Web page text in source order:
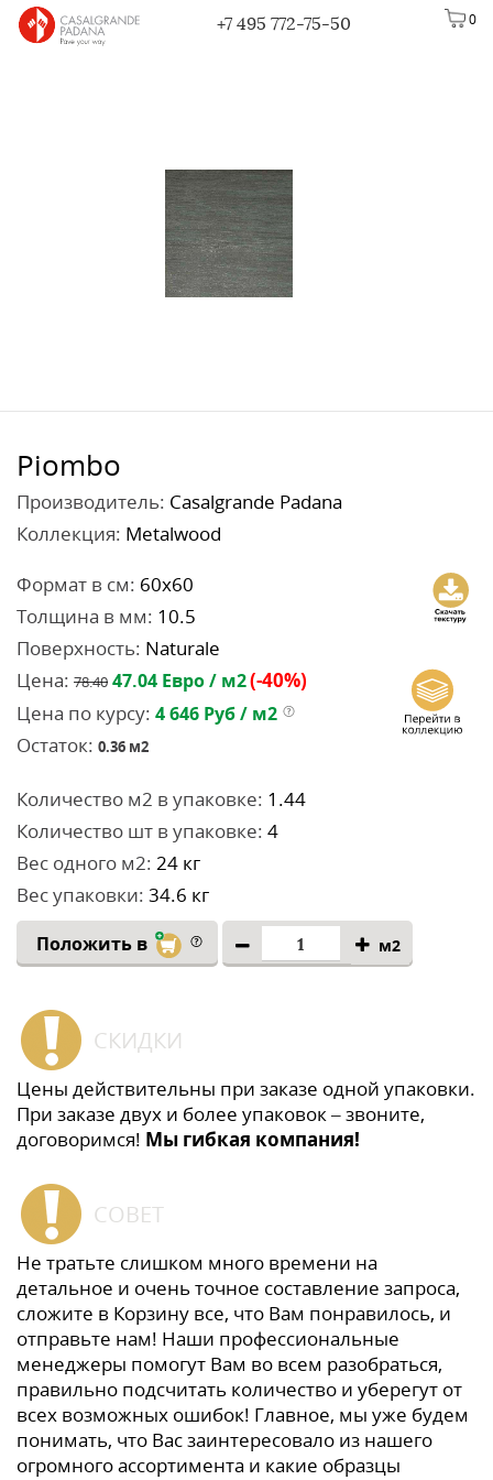
0
+7 495 772-75-50
Piombo
Производитель: Casalgrande Padana
Коллекция: Metalwood
Формат в см: 60x60
Толщина в мм: 10.5
Поверхность: Naturale
Цена: 78.40 47.04 Евро / м2(-40%)
Цена по курсу: 4 646 Руб / м2
Остаток: 0.36 м2
Количество м2 в упаковке: 1.44
Количество шт в упаковке: 4
Вес одного м2: 24 кг
Вес упаковки: 34.6 кг
Положить в м2
СКИДКИ
Цены действительны при заказе одной упаковки.
При заказе двух и более упаковок – звоните,
договоримся! Мы гибкая компания!
СОВЕТ
Не тратьте слишком много времени на
детальное и очень точное составление запроса,
сложите в Корзину все, что Вам понравилось, и
отправьте нам! Наши профессиональные
менеджеры помогут Вам во всем разобраться,
правильно подсчитать количество и уберегут от
всех возможных ошибок! Главное, мы уже будем
понимать, что Вас заинтересовало из нашего
огромного ассортимента и какие образцы